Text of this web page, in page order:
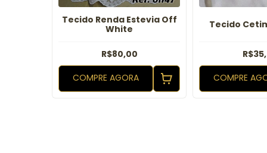
Tecido Renda Estevia Off
White
R$80,00
COMPRE AGORA
Tecido
COMPRE